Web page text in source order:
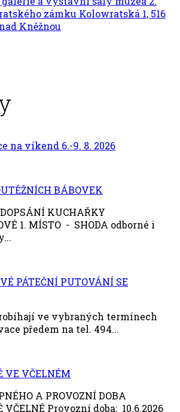
zámku Kolowratská 1, 516
Kněžnou
na víkend 6.-9. 8. 2026
BÁBOVEK
KUCHAŘKY
1. MÍSTO - SHODA odborné i
PÁTEČNÍ PUTOVÁNÍ SE
ve vybraných termínech
předem na tel. 494...
VE VČELNÉM
A PROVOZNÍ DOBA
VČELNÉ Provozní doba: 10.6.2026